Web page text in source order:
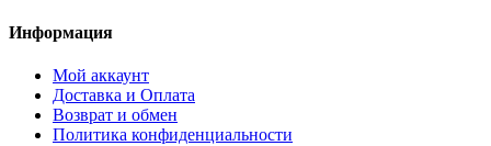
Информация
Мой аккаунт
Доставка и Оплата
Возврат и обмен
Политика конфиденциальности